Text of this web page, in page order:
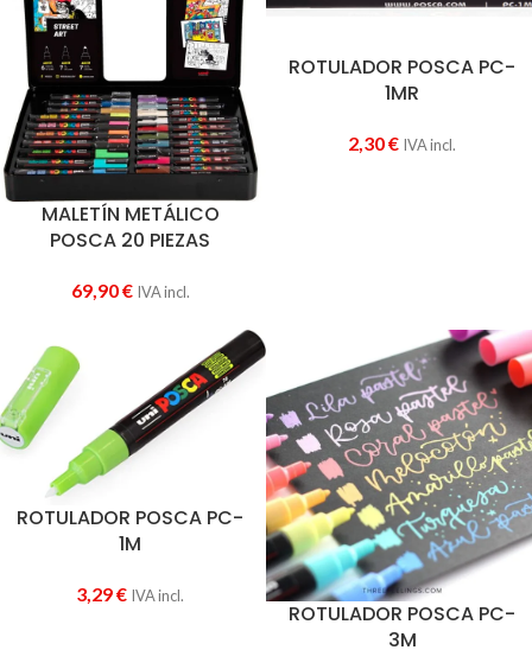
MALETÍN METÁLICO
POSCA 20 PIEZAS
69,90€ IVA incl.
ROTULADOR POSCA PC-
1MR
2,30€ IVA incl.
ROTULADOR POSCA PC-
1M
3,29€ IVA incl.
ROTULADOR POSCA PC-
3M